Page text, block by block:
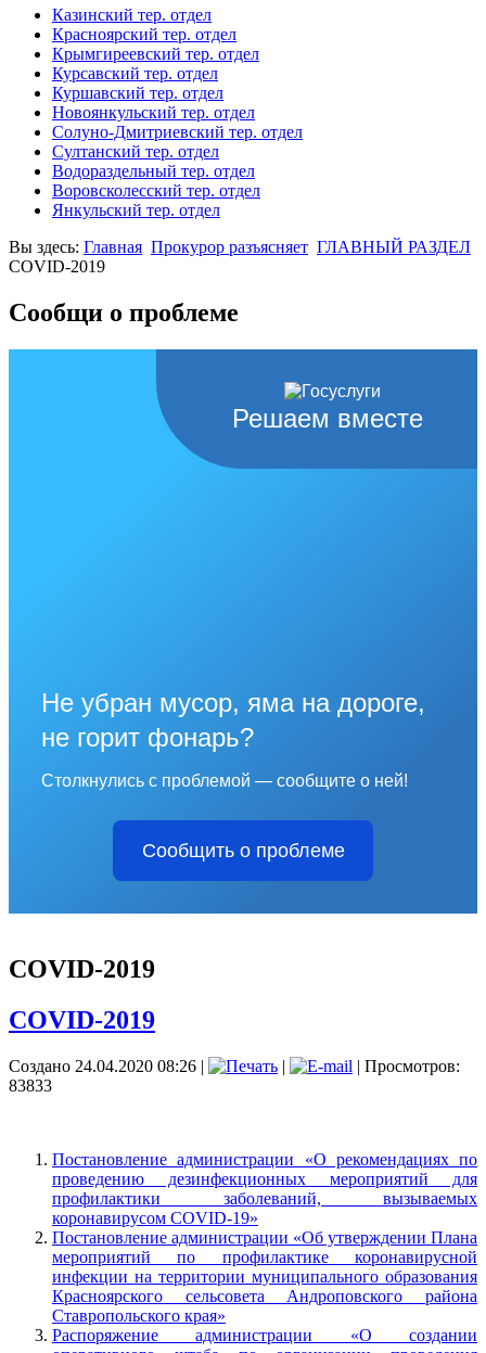
Казинский тер. отдел
Красноярский тер. отдел
Крымгиреевский тер. отдел
Курсавский тер. отдел
Куршавский тер. отдел
Новоянкульский тер. отдел
Солуно-Дмитриевский тер. отдел
Султанский тер. отдел
Водораздельный тер. отдел
Воровсколесский тер. отдел
Янкульский тер. отдел
Вы здесь: Главная Прокурор разъясняет ГЛАВНЫЙ РАЗДЕЛ
COVID-2019
Сообщи о проблеме
Решаем вместе
Не убран мусор, яма на дороге,
не горит фонарь?
Столкнулись с проблемой — сообщите о ней!
Сообщить о проблеме
COVID-2019
COVID-2019
Создано 24.04.2020 08:26 | |
| Просмотров:
83833
Постановление администрации «О рекомендациях по
проведению дезинфекционных мероприятий для
профилактики заболеваний, вызываемых
коронавирусом COVID-19»
Постановление администрации «Об утверждении Плана
мероприятий по профилактике коронавирусной
инфекции на территории муниципального образования
Красноярского сельсовета Андроповского района
Ставропольского края»
Распоряжение администрации «О создании